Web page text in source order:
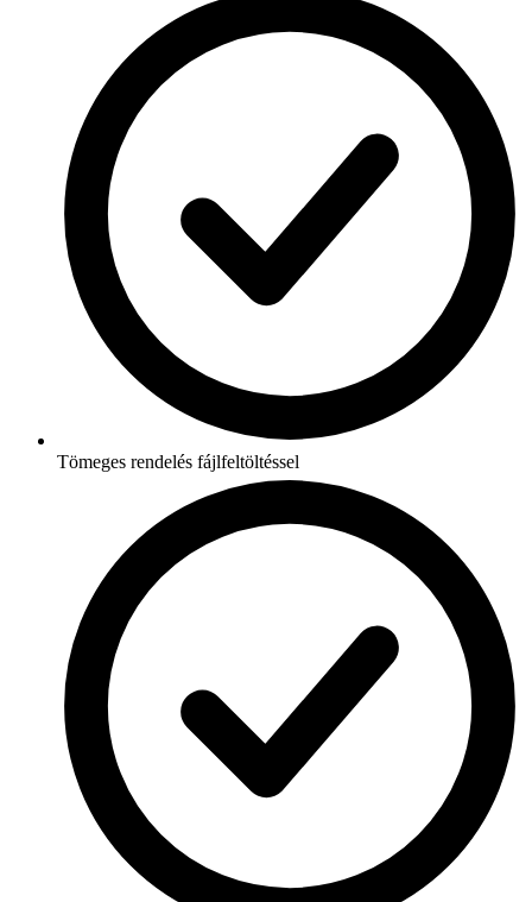
Tömeges rendelés fájlfeltöltéssel